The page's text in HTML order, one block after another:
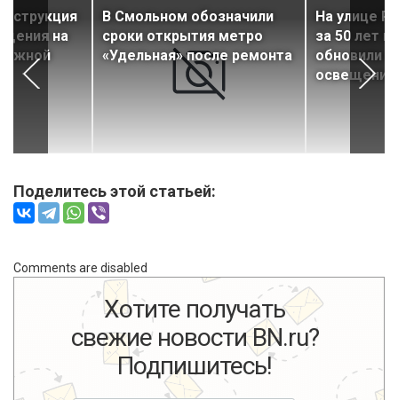
на
В Смольном обозначили
сроки открытия метро
«Удельная» после ремонта
На улице
за 50 лет
обновили
освещение
Поделитесь этой статьей:
Comments are disabled
Хотите получать
свежие новости BN.ru?
Подпишитесь!